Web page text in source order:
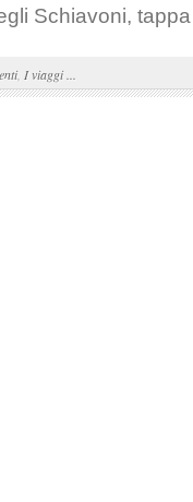
Schiavoni,
, I viaggi ...